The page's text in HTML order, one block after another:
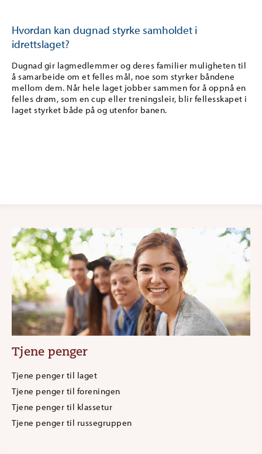
Hvordan kan dugnad styrke samholdet i
idrettslaget?
Dugnad gir lagmedlemmer og deres familier muligheten til
å samarbeide om et felles mål, noe som styrker båndene
mellom dem. Når hele laget jobber sammen for å oppnå en
felles drøm, som en cup eller treningsleir, blir fellesskapet i
laget styrket både på og utenfor banen.
Tjene penger
Tjene penger til laget
Tjene penger til foreningen
Tjene penger til klassetur
Tjene penger til russegruppen